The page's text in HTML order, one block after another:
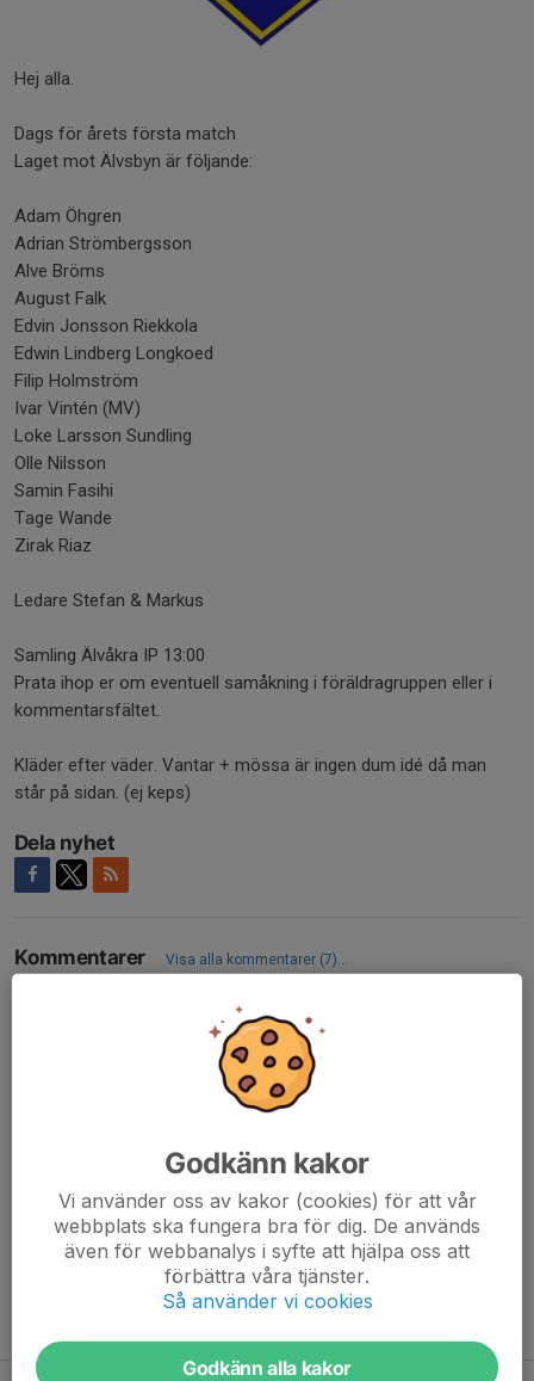
Hej alla.
Dags för årets första match
Laget mot Älvsbyn är följande:
Adam Öhgren
Adrian Strömbergsson
Alve Bröms
August Falk
Edvin Jonsson Riekkola
Edwin Lindberg Longkoed
Filip Holmström
Ivar Vintén (MV)
Loke Larsson Sundling
Olle Nilsson
Samin Fasihi
Tage Wande
Zirak Riaz
Ledare Stefan & Markus
Samling Älvåkra IP 13:00
Prata ihop er om eventuell samåkning i föräldragruppen eller i
kommentarsfältet.
Kläder efter väder. Vantar + mössa är ingen dum idé då man
står på sidan. (ej keps)
Dela nyhet
Kommentarer Visa alla kommentarer (7)...
Kan Samin få gärna åka med någon som har plats?
29 apr, 12:39
Mohamad Fasihi1 maj, 03:22
Tusen tack:)
Mia Öhgren1 maj, 17:56
Vi har plats för 2 till i bilen om någon behöver skjuts :)
Godkänn kakor
Vi använder oss av kakor (cookies) för att vår
webbplats ska fungera bra för dig. De används
även för webbanalys i syfte att hjälpa oss att
förbättra våra tjänster.
Så använder vi cookies
Godkänn alla kakor